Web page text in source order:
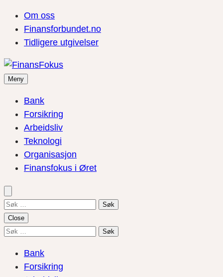
Om oss
Finansforbundet.no
Tidligere utgivelser
Meny
Bank
Forsikring
Arbeidsliv
Teknologi
Organisasjon
Finansfokus i Øret
Søk
etter:
Close
Søk
Bank
Forsikring